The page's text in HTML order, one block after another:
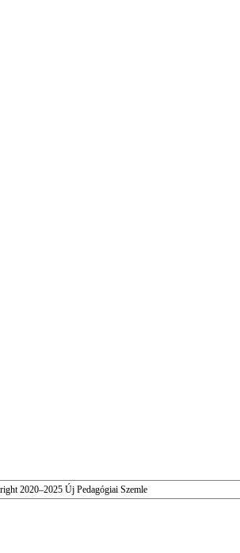
2020–2025 Új Pedagógiai Szemle